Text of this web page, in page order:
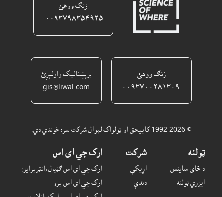
زنګ ووهئ
٠٠٩٣٧٩٨٣٥٤٩٢٥ ‎
زنګ ووهئ
برېښناليک راولېږئ
gis@liwal.com
© 1992-2026 کاپيحق او ټولواک لېوال شرکت سره خوندي دي.
ټولنه
د ځاى ساينس
ايزري ټولنه
شرکت
اړيکې
دندې
ارک جي اى اس
ارک جي اى اس ګڼيال (انټرپرايز)
ارک جي اى اس پرو